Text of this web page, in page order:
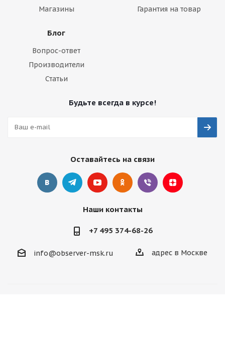
Магазины
Гарантия на товар
Блог
Вопрос-ответ
Производители
Статьи
Будьте всегда в курсе!
Оставайтесь на связи
Наши контакты
+7 495 374-68-26
info@observer-msk.ru адрес в Москве